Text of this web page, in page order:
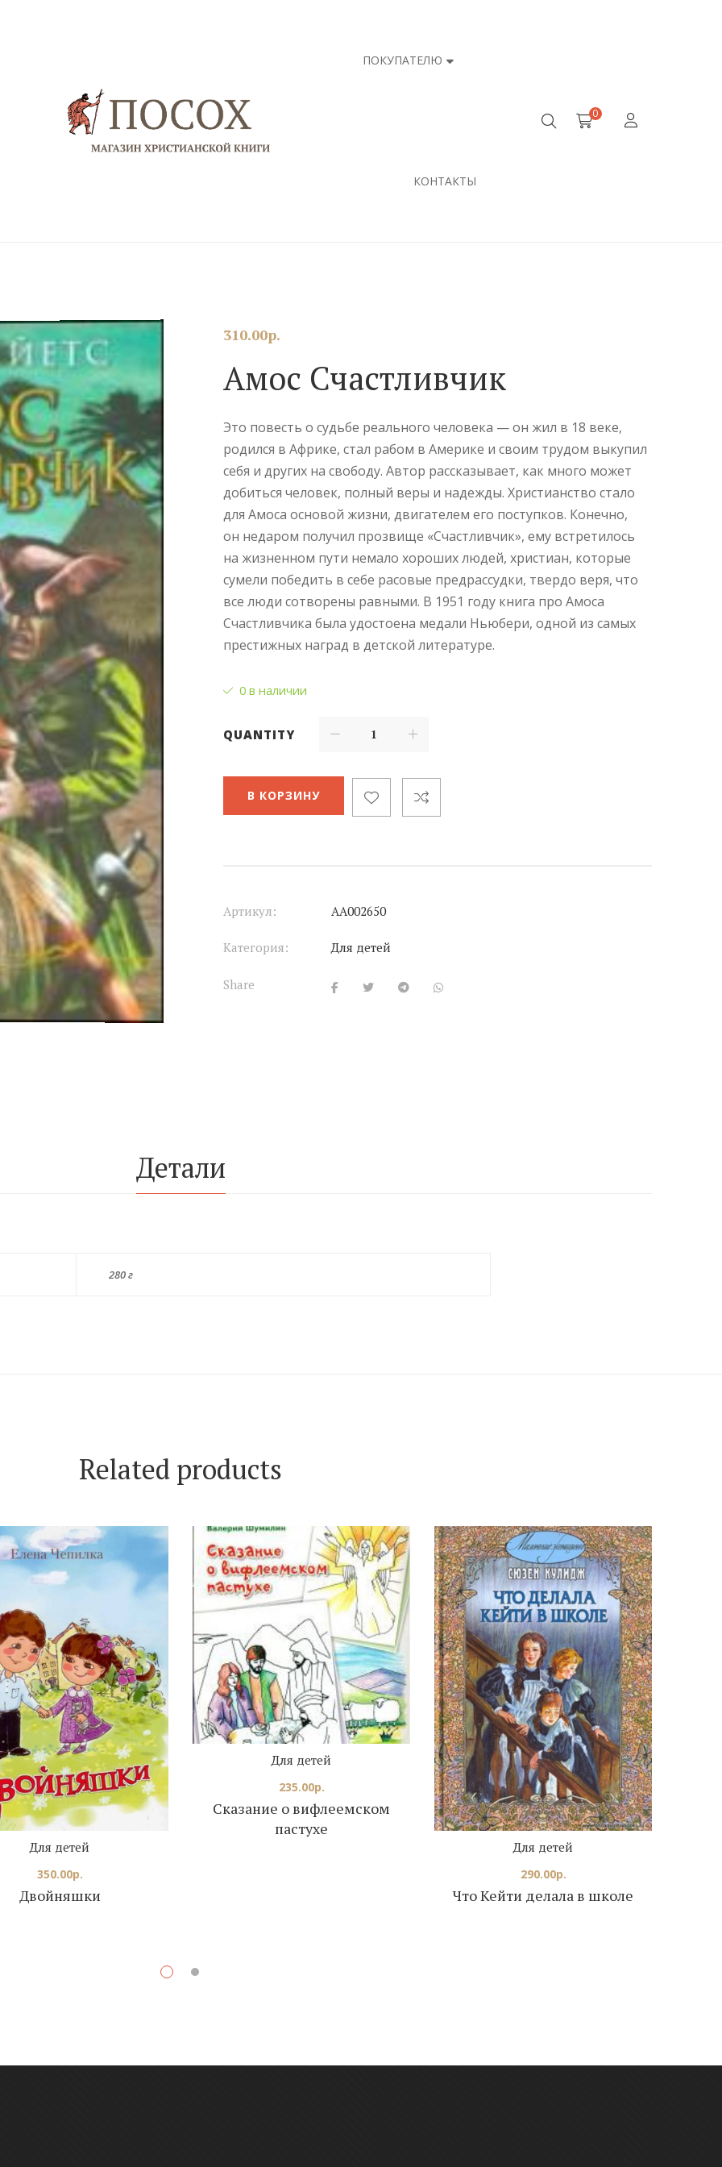
ПОКУПАТЕЛЮ
КОНТАКТЫ
0
310.00р.
Амос Счастливчик
Это повесть о судьбе реального человека — он жил в 18 веке,
родился в Африке, стал рабом в Америке и своим трудом выкупил
себя и других на свободу. Автор рассказывает, как много может
добиться человек, полный веры и надежды. Христианство стало
для Амоса основой жизни, двигателем его поступков. Конечно,
он недаром получил прозвище «Счастливчик», ему встретилось
на жизненном пути немало хороших людей, христиан, которые
сумели победить в себе расовые предрассудки, твердо веря, что
все люди сотворены равными. В 1951 году книга про Амоса
Счастливчика была удостоена медали Ньюбери, одной из самых
престижных наград в детской литературе.
0 в наличии
QUANTITY
В КОРЗИНУ
Артикул: АА002650
Категория: Для детей
Share
Детали
280 г
Related products
Двойняшки
Для детей
350.00р.
Сказание о вифлеемском
пастухе
Для детей
235.00р.
Что Кейти делала в школе
Для детей
290.00р.